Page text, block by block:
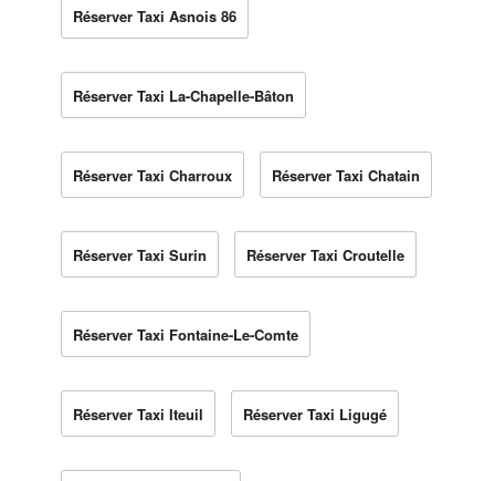
Réserver Taxi Asnois 86
Réserver Taxi La-Chapelle-Bâton
Réserver Taxi Charroux Réserver Taxi Chatain
Réserver Taxi Surin Réserver Taxi Croutelle
Réserver Taxi Fontaine-Le-Comte
Réserver Taxi Iteuil Réserver Taxi Ligugé